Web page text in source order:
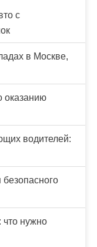
с
в Москве,
оказанию
водителей:
нужно